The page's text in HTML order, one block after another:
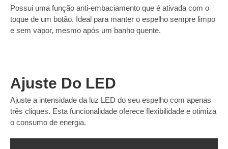
Possui uma função anti-embaciamento que é ativada com o
toque de um botão. Ideal para manter o espelho sempre limpo
e sem vapor, mesmo após um banho quente.
Ajuste Do LED
Ajuste a intensidade da luz LED do seu espelho com apenas
três cliques. Esta funcionalidade oferece flexibilidade e otimiza
o consumo de energia.